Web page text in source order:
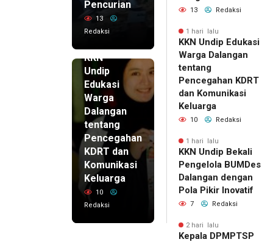
Pencurian
13
Redaksi
KKN
Undip
Edukasi
Warga
Dalangan
tentang
Pencegahan
KDRT dan
Komunikasi
Keluarga
10
Redaksi
13 Redaksi
1 hari lalu
KKN Undip Edukasi
Warga Dalangan
tentang
Pencegahan KDRT
dan Komunikasi
Keluarga
10 Redaksi
1 hari lalu
KKN Undip Bekali
Pengelola BUMDes
Dalangan dengan
Pola Pikir Inovatif
7 Redaksi
2 hari lalu
Kepala DPMPTSP